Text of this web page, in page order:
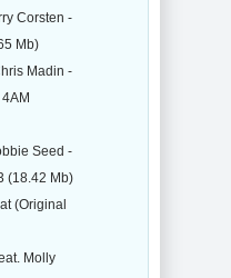
Corsten -
Mb)
Madin -
Seed -
(18.42 Mb)
(Original
Molly